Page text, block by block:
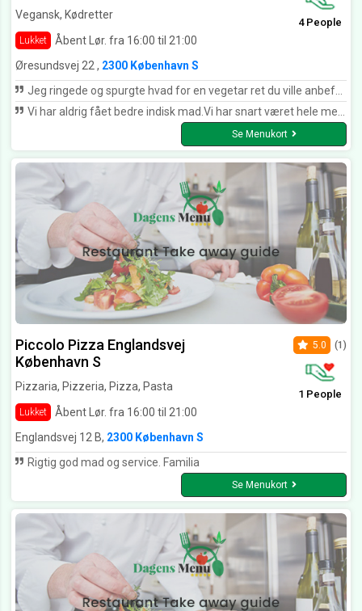
Vegansk, Kødretter
Lukket Åbent Lør. fra 16:00 til 21:00
4 People
Øresundsvej 22 , 2300 København S
Jeg ringede og spurgte hvad for en vegetar ret du ville anbefalede. Og du anbefalede vegetarbollerne. Jeg var så overrasket! Det er det bedste jeg nogen sinde har smagt! Hvordan du end lavede den så må du love mig aldrig at lave den anderledes! Glæder mig så meget til jeg skal have det igen.
Vi har aldrig fået bedre indisk mad.Vi har snart været hele menukortet igennem, det gælder både menuer og skønne NaN brød🤗slut- prut.
Se Menukort
Piccolo Pizza Englandsvej
København S
Pizzaria, Pizzeria, Pizza, Pasta
Lukket Åbent Lør. fra 16:00 til 21:00
5.0 (1)
1 People
Englandsvej 12 B, 2300 København S
Rigtig god mad og service. Familia
Se Menukort